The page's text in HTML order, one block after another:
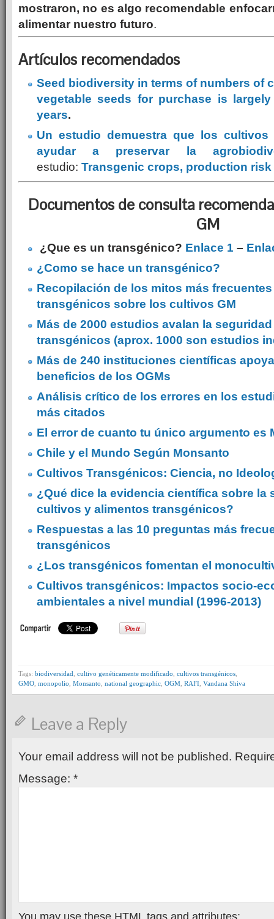
mostraron, no es algo recomendable
alimentar nuestro futuro.
Artículos recomendados
Seed biodiversity in terms of numbers of
vegetable seeds for purchase is
years.
Un estudio demuestra que los cultivos
ayudar a preservar la
estudio: Transgenic crops, production
Documentos de consulta
GM
¿Que es un transgénico? Enlace 1 –
¿Como se hace un transgénico?
Recopilación de los mitos más
transgénicos sobre los cultivos GM
Más de 2000 estudios avalan la
transgénicos (aprox. 1000 son estudios
Más de 240 instituciones científicas
beneficios de los OGMs
Análisis crítico de los errores en los
más citados
El error de cuanto tu único argumento es
Chile y el Mundo Según Monsanto
Cultivos Transgénicos: Ciencia, no
¿Qué dice la evidencia científica sobre la
cultivos y alimentos transgénicos?
Respuestas a las 10 preguntas más
transgénicos
¿Los transgénicos fomentan el
Cultivos transgénicos: Impactos socio-
ambientales a nivel mundial (1996-2013)
Tags: biodiversidad cultivo genéticamente modificado cultivos transgénicos
GMO monopolio Monsanto national geographic OGM RAFI Vandana Shiva
Leave a Reply
Your email address will not be published.
Message: *